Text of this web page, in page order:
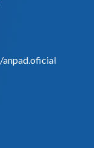
/anpad.oficial